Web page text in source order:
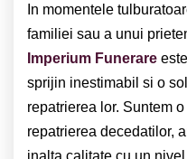
In momentele
familiei sau a unui
Imperium Funerare
sprijin inestimabil si o
repatrierea lor. Suntem
repatrierea decedatilor,
inalta calitate cu un